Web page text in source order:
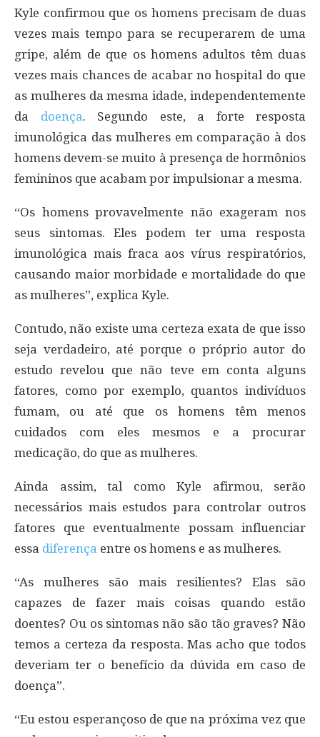
Kyle confirmou que os homens precisam de duas
vezes mais tempo para se recuperarem de uma
gripe, além de que os homens adultos têm duas
vezes mais chances de acabar no hospital do que
as mulheres da mesma idade, independentemente
da doença. Segundo este, a forte resposta
imunológica das mulheres em comparação à dos
homens devem-se muito à presença de hormônios
femininos que acabam por impulsionar a mesma.
“Os homens provavelmente não exageram nos
seus sintomas. Eles podem ter uma resposta
imunológica mais fraca aos vírus respiratórios,
causando maior morbidade e mortalidade do que
as mulheres”, explica Kyle.
Contudo, não existe uma certeza exata de que isso
seja verdadeiro, até porque o próprio autor do
estudo revelou que não teve em conta alguns
fatores, como por exemplo, quantos indivíduos
fumam, ou até que os homens têm menos
cuidados com eles mesmos e a procurar
medicação, do que as mulheres.
Ainda assim, tal como Kyle afirmou, serão
necessários mais estudos para controlar outros
fatores que eventualmente possam influenciar
essa diferença entre os homens e as mulheres.
“As mulheres são mais resilientes? Elas são
capazes de fazer mais coisas quando estão
doentes? Ou os sintomas não são tão graves? Não
temos a certeza da resposta. Mas acho que todos
deveriam ter o benefício da dúvida em caso de
doença”.
“Eu estou esperançoso de que na próxima vez que